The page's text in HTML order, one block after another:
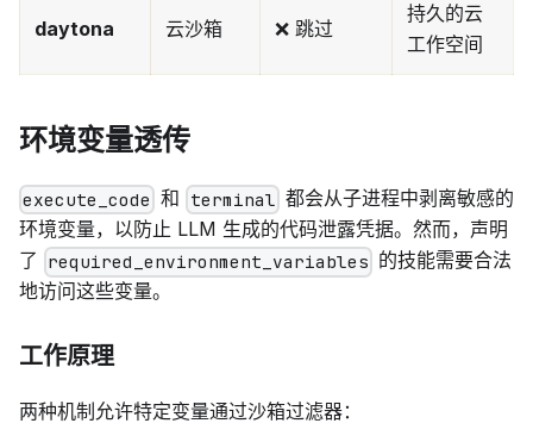
daytona 云沙箱 ❌ 跳过
持久的云
工作空间
环境变量透传
execute_code 和 terminal 都会从子进程中剥离敏感的
环境变量，以防止 LLM 生成的代码泄露凭据。然而，声明
了 required_environment_variables 的技能需要合法
地访问这些变量。
工作原理
两种机制允许特定变量通过沙箱过滤器：